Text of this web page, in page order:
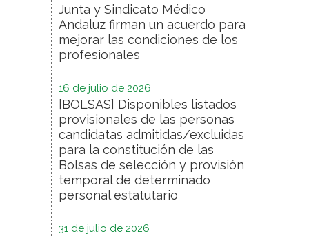
Junta y Sindicato Médico
Andaluz firman un acuerdo para
mejorar las condiciones de los
profesionales
16 de julio de 2026
[BOLSAS] Disponibles listados
provisionales de las personas
candidatas admitidas/excluidas
para la constitución de las
Bolsas de selección y provisión
temporal de determinado
personal estatutario
31 de julio de 2026